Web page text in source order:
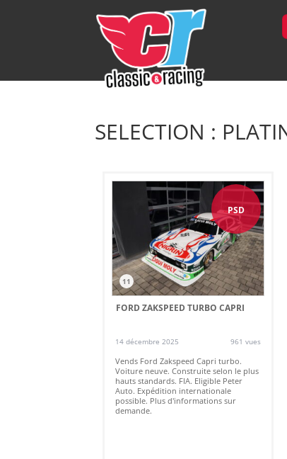
SELECTION :
PSD
11
FORD ZAKSPEED TURBO CAPRI
14 décembre 2025 961 vues
Vends Ford Zakspeed Capri turbo.
Voiture neuve. Construite selon le plus
hauts standards. FIA. Eligible Peter
Auto. Expédition internationale
possible. Plus d'informations sur
demande.